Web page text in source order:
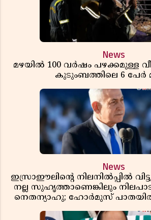
News
മഴയിൽ 100 വർഷം പഴക്കമുള്ള
കുടുംബത്തിലെ 6 പേർ
News
ഇസ്രാഈലിന്റെ നിലനിൽപ്പിൽ
നല്ല സുഹൃത്താണെങ്കിലും
നെതന്യാഹു; ഹോർമുസ്